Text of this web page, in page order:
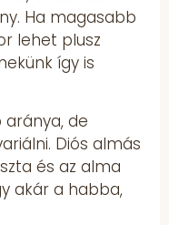
Ha magasabb
lehet plusz
így is
de
Diós almás
és az alma
akár a habba,